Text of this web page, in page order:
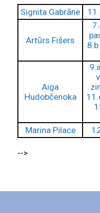
Signita Gabrāne
Artūrs Fišers
Aiga
Hudobčenoka
Marina Pilace
-->